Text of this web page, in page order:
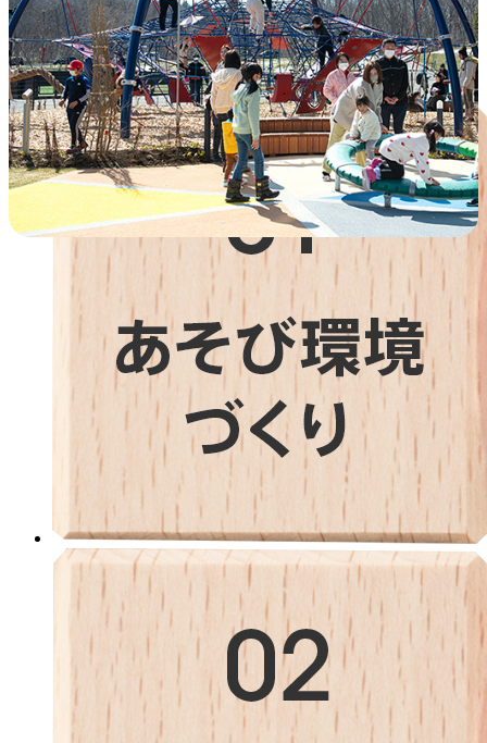
（プレイロット）の詳細へ
ボーネルンドが取り組む4つの事業